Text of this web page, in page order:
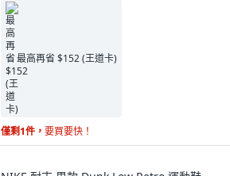
最高再省 $152 (王道卡)
僅剩1件， 要買要快！